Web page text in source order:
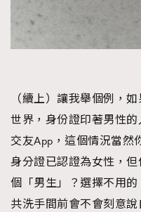
（續上）讓我舉個例，
世界，身份證印著男性
交友App，這個情況當然
身分證已認證為女性，
個「男生」？選擇不用
共洗手間前會不會刻意